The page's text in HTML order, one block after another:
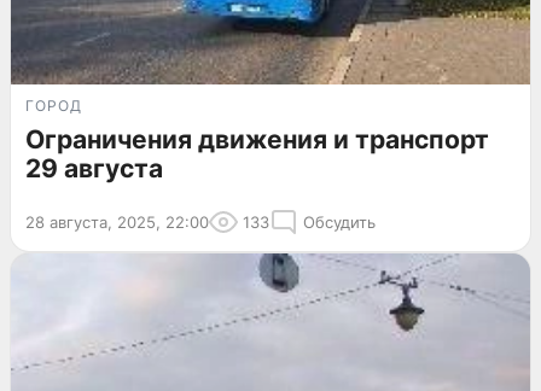
ГОРОД
Ограничения движения и транспорт
29 августа
28 августа, 2025, 22:00 133 Обсудить